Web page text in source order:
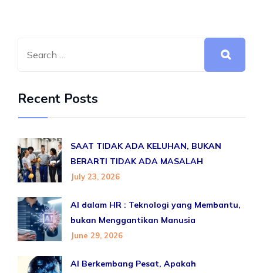
Recent Posts
SAAT TIDAK ADA KELUHAN, BUKAN
BERARTI TIDAK ADA MASALAH
July 23, 2026
AI dalam HR : Teknologi yang Membantu,
bukan Menggantikan Manusia
June 29, 2026
AI Berkembang Pesat, Apakah